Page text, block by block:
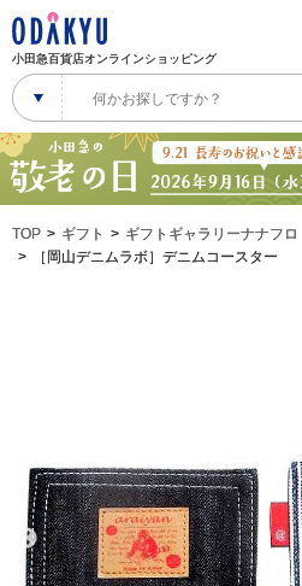
小田急百貨店オンラインショッピング
TOP ギフト
ギフトギャラリーナナフロ
［岡山デニムラボ］デニムコースター